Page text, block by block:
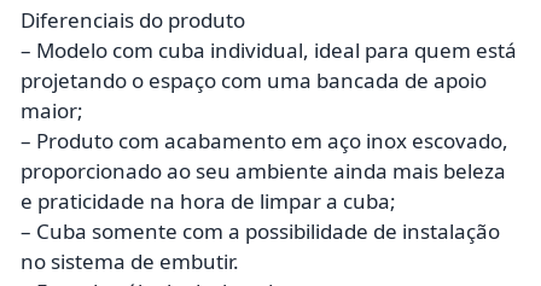
Diferenciais do produto
– Modelo com cuba individual, ideal para quem está
projetando o espaço com uma bancada de apoio
maior;
– Produto com acabamento em aço inox escovado,
proporcionado ao seu ambiente ainda mais beleza
e praticidade na hora de limpar a cuba;
– Cuba somente com a possibilidade de instalação
no sistema de embutir.